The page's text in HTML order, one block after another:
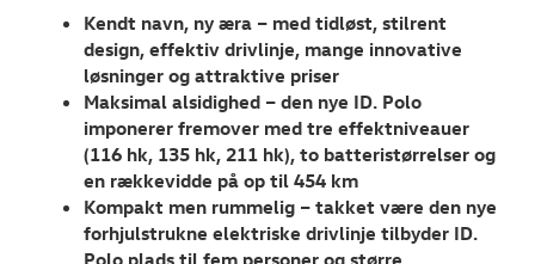
RESERVEDELE
Kendt navn, ny æra – med tidløst, stilrent
design, effektiv drivlinje, mange innovative
løsninger og attraktive priser
Maksimal alsidighed – den nye ID. Polo
imponerer fremover med tre effektniveauer
(116 hk, 135 hk, 211 hk), to batteristørrelser og
en rækkevidde på op til 454 km
Kompakt men rummelig – takket være den nye
forhjulstrukne elektriske drivlinje tilbyder ID.
Polo plads til fem personer og større